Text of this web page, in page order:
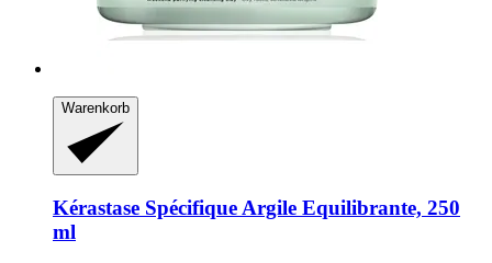
Warenkorb
Kérastase Spécifique Argile Equilibrante, 250
ml